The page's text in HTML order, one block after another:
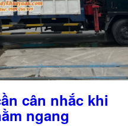
cân nhắc khi
ngang